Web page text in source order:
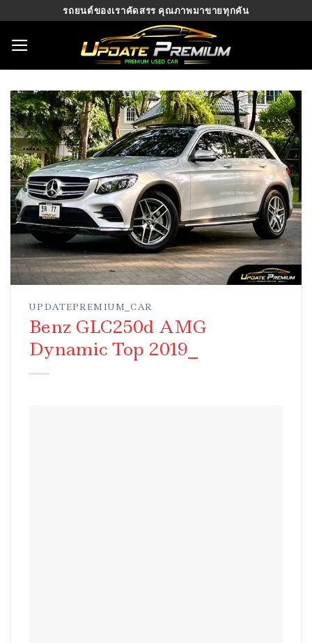
content
รถยนต์ของเราคัดสรร คุณภาพมาขายทุกคัน
UPDATEPREMIUM_CAR
Benz GLC250d AMG
Dynamic Top 2019_